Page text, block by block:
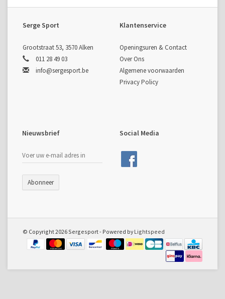
Serge Sport
Grootstraat 53, 3570 Alken
011 28 49 03
info@sergesport.be
Klantenservice
Openingsuren & Contact
Over Ons
Algemene voorwaarden
Privacy Policy
Nieuwsbrief
Abonneer
Social Media
© Copyright 2026 Sergesport - Powered byLightspeed